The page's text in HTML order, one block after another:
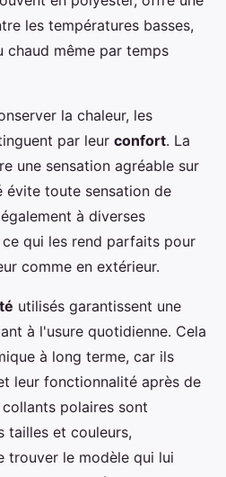
les températures basses,
chaud même par temps
la chaleur, les
par leur confort. La
une sensation agréable sur
évite toute sensation de
à diverses
qui les rend parfaits pour
comme en extérieur.
utilisés garantissent une
à l'usure quotidienne. Cela
à long terme, car ils
leur fonctionnalité après de
polaires sont
tailles et couleurs,
trouver le modèle qui lui